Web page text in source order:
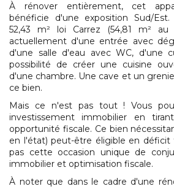
À rénover entièrement, cet
bénéficie d'une exposition Sud/
52,43 m² loi Carrez (54,81 m²
actuellement d'une entrée avec
d'une salle d'eau avec WC, d'une
possibilité de créer une cuisine
d'une chambre. Une cave et un
ce bien.
Mais ce n'est pas tout ! Vous
investissement immobilier en
opportunité fiscale. Ce bien
en l'état) peut-être éligible en déficit
pas cette occasion unique de
immobilier et optimisation fiscale.
À noter que dans le cadre d'une